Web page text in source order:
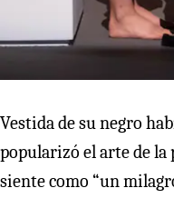
Vestida de su negro
popularizó el arte de la
siente como “un